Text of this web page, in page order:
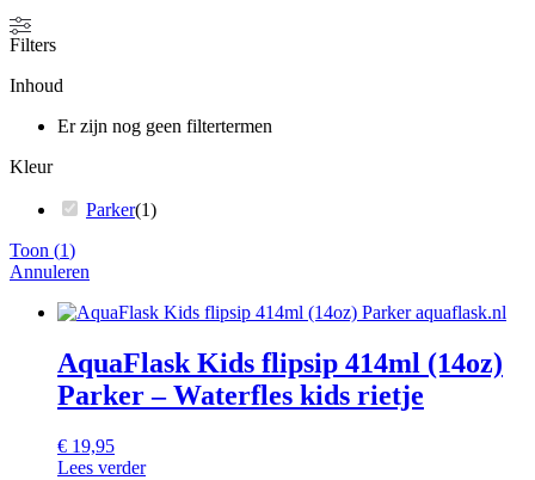
Filters
Inhoud
Er zijn nog geen filtertermen
Kleur
Parker(1)
Toon (1)
Annuleren
AquaFlask Kids flipsip 414ml (14oz)
Parker – Waterfles kids rietje
€ 19,95
Lees verder